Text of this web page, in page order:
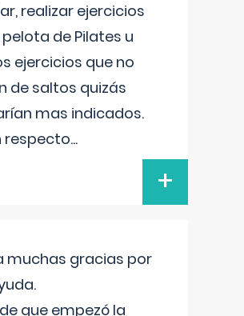
realizar ejercicios
de Pilates u
ejercicios que no
de saltos quizás
mas indicados.
respecto...
+
muchas gracias por
que empezó la